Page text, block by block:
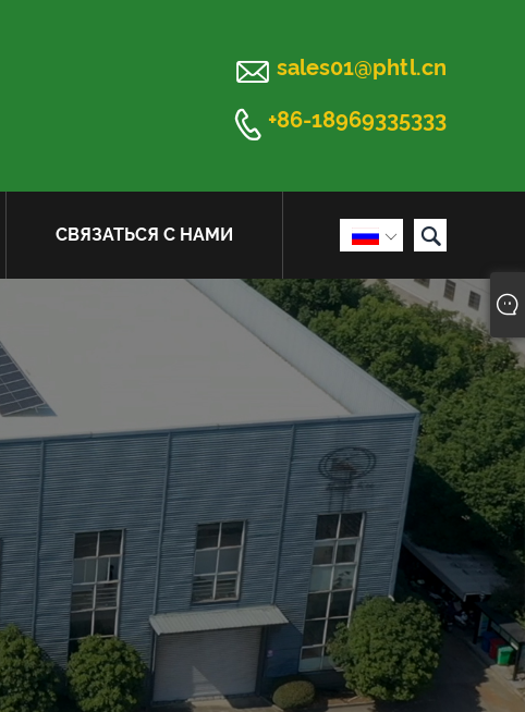
 sales01@phtl.cn
 +86-18969335333
 
СВЯЗАТЬСЯ С НАМИ